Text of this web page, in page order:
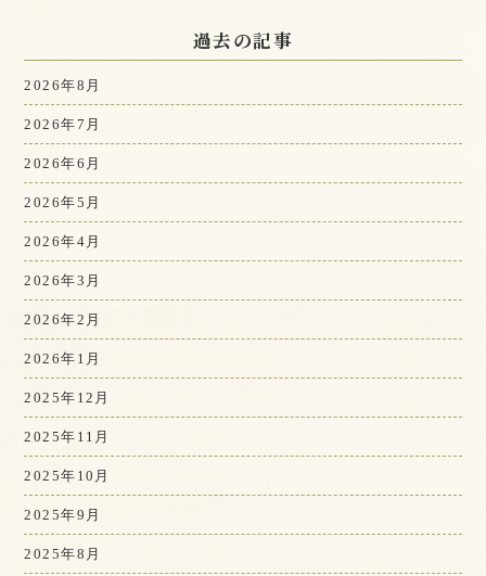
過去の記事
2026年8月
2026年7月
2026年6月
2026年5月
2026年4月
2026年3月
2026年2月
2026年1月
2025年12月
2025年11月
2025年10月
2025年9月
2025年8月